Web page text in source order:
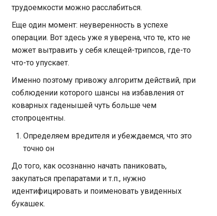
трудоемкости можно расслабиться.
Еще один момент: неуверенность в успехе
операции. Вот здесь уже я уверена, что те, кто не
может вытравить у себя клещей-трипсов, где-то
что-то упускает.
Именно поэтому привожу алгоритм действий, при
соблюдении которого шансы на избавления от
коварных гаденышей чуть больше чем
стопроцентны.
Определяем вредителя и убеждаемся, что это
точно он
До того, как осознанно начать паниковать,
закупаться препаратами и т.п., нужно
идентифицировать и поименовать увиденных
букашек.